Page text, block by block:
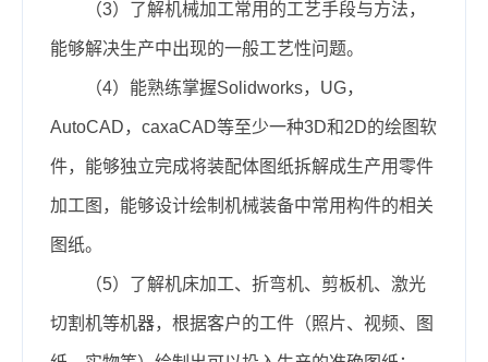
（3）了解机械加工常用的工艺手段与方法，
能够解决生产中出现的一般工艺性问题。
（4）能熟练掌握Solidworks，UG，
AutoCAD，caxaCAD等至少一种3D和2D的绘图软
件，能够独立完成将装配体图纸拆解成生产用零件
加工图，能够设计绘制机械装备中常用构件的相关
图纸。
（5）了解机床加工、折弯机、剪板机、激光
切割机等机器，根据客户的工件（照片、视频、图